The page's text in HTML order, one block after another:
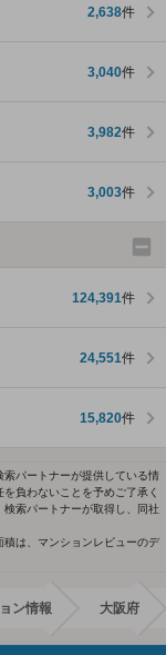
2,638件
3,040件
3,982件
3,003件
124,391件
24,551件
15,820件
パートナーが提供している情
負わないことを予めご了承く
索パートナーが取得し、同社
は、マンションレビューのデ
ン情報 大阪府